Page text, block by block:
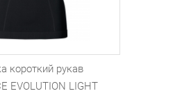
короткий рукав
EVOLUTION LIGHT